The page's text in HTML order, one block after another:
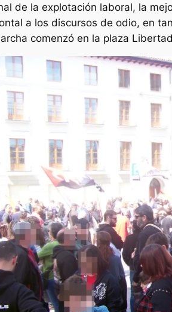
de la explotación laboral, la
a los discursos de odio, en
comenzó en la plaza